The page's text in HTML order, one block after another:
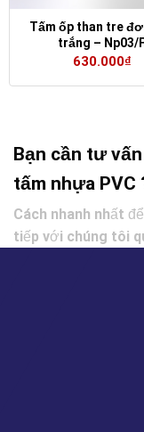
Tấm ốp than tre
trắng – Np03/
630.000₫
Bạn cần tư
tấm nhựa PVC
Cách nhanh nhất
tiếp với chúng tôi